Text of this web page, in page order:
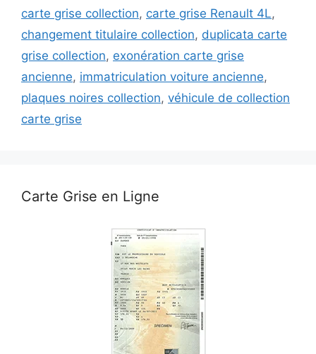
carte grise collection, carte grise Renault 4L,
changement titulaire collection, duplicata carte
grise collection, exonération carte grise
ancienne, immatriculation voiture ancienne,
plaques noires collection, véhicule de collection
carte grise
Carte Grise en Ligne